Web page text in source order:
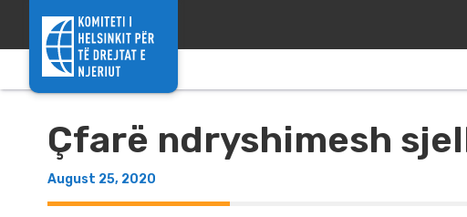
Çfarë ndryshimesh
August 25, 2020